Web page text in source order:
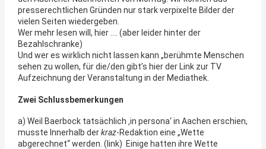
presserechtlichen Gründen nur stark verpixelte Bilder der
vielen Seiten wiedergeben.
Wer mehr lesen will, hier …. (aber leider hinter der
Bezahlschranke)
Und wer es wirklich nicht lassen kann „berühmte Menschen
sehen zu wollen, für die/den gibt’s hier der Link zur TV
Aufzeichnung der Veranstaltung in der Mediathek.
Zwei Schlussbemerkungen
a) Weil Baerbock tatsächlich ‚in persona‘ in Aachen erschien,
musste Innerhalb derkraz-Redaktion eine „Wette
abgerechnet“ werden. (link) Einige hatten ihre Wette